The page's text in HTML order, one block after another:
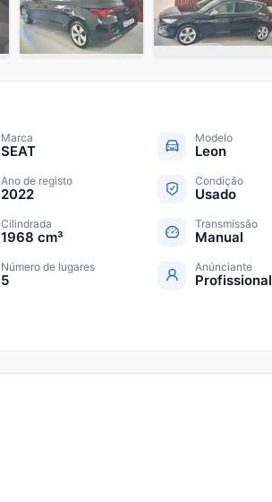
Marca
SEAT
Modelo
Leon
Ano de registo
2022
Condição
Usado
Cilindrada
1968 cm³
Transmissão
Manual
Número de lugares
5
Anúnciante
Profissional